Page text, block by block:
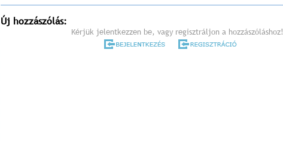
Új hozzászólás:
Kérjük jelentkezzen be, vagy regisztráljon a hozzászóláshoz!